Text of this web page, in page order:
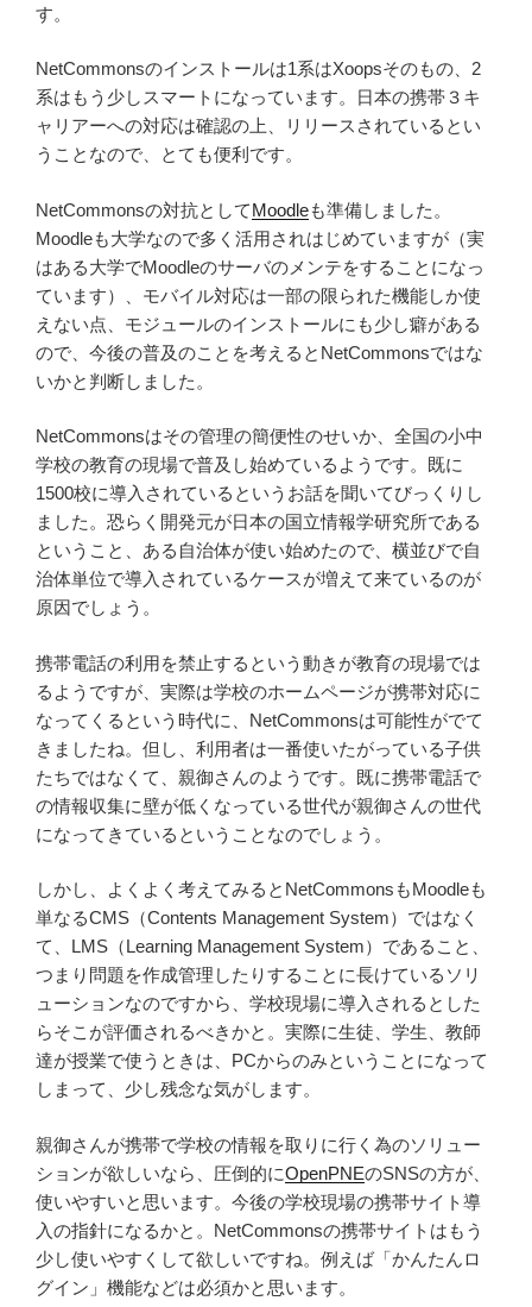
す。
NetCommonsのインストールは1系はXoopsそのもの、2
系はもう少しスマートになっています。日本の携帯３キ
ャリアーへの対応は確認の上、リリースされているとい
うことなので、とても便利です。
NetCommonsの対抗としてMoodleも準備しました。
Moodleも大学なので多く活用されはじめていますが（実
はある大学でMoodleのサーバのメンテをすることになっ
ています）、モバイル対応は一部の限られた機能しか使
えない点、モジュールのインストールにも少し癖がある
ので、今後の普及のことを考えるとNetCommonsではな
いかと判断しました。
NetCommonsはその管理の簡便性のせいか、全国の小中
学校の教育の現場で普及し始めているようです。既に
1500校に導入されているというお話を聞いてびっくりし
ました。恐らく開発元が日本の国立情報学研究所である
ということ、ある自治体が使い始めたので、横並びで自
治体単位で導入されているケースが増えて来ているのが
原因でしょう。
携帯電話の利用を禁止するという動きが教育の現場では
るようですが、実際は学校のホームページが携帯対応に
なってくるという時代に、NetCommonsは可能性がでて
きましたね。但し、利用者は一番使いたがっている子供
たちではなくて、親御さんのようです。既に携帯電話で
の情報収集に壁が低くなっている世代が親御さんの世代
になってきているということなのでしょう。
しかし、よくよく考えてみるとNetCommonsもMoodleも
単なるCMS（Contents Management System）ではなく
て、LMS（Learning Management System）であること、
つまり問題を作成管理したりすることに長けているソリ
ューションなのですから、学校現場に導入されるとした
らそこが評価されるべきかと。実際に生徒、学生、教師
達が授業で使うときは、PCからのみということになって
しまって、少し残念な気がします。
親御さんが携帯で学校の情報を取りに行く為のソリュー
ションが欲しいなら、圧倒的にOpenPNEのSNSの方が、
使いやすいと思います。今後の学校現場の携帯サイト導
入の指針になるかと。NetCommonsの携帯サイトはもう
少し使いやすくして欲しいですね。例えば「かんたんロ
グイン」機能などは必須かと思います。